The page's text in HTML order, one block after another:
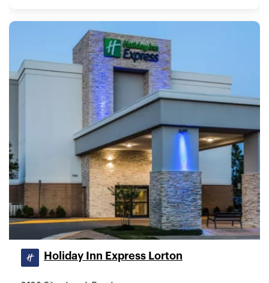
Holiday Inn Express Lorton